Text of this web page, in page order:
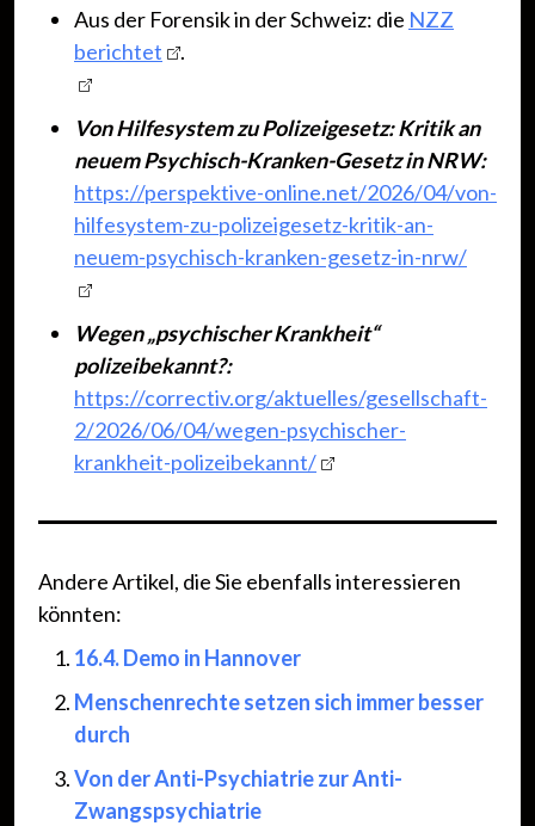
Aus der Forensik in der Schweiz: die NZZ
berichtet
.
Von Hilfesystem zu Polizeigesetz: Kritik an
neuem Psychisch-Kranken-Gesetz in NRW:
https://perspektive-online.net/2026/04/von-
hilfesystem-zu-polizeigesetz-kritik-an-
neuem-psychisch-kranken-gesetz-in-nrw/
Wegen „psychischer Krankheit“
polizeibekannt?:
https://correctiv.org/aktuelles/gesellschaft-
2/2026/06/04/wegen-psychischer-
krankheit-polizeibekannt/
Andere Artikel, die Sie ebenfalls interessieren
könnten:
16.4. Demo in Hannover
Menschenrechte setzen sich immer besser
durch
Von der Anti-Psychiatrie zur Anti-
Zwangspsychiatrie